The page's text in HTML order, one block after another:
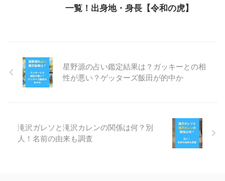
一覧！出身地・身長【令和の虎】
星野源の占い鑑定結果は？ガッキーとの相
性が悪い？ゲッターズ飯田が的中か
滝沢ガレソと滝沢カレンの関係は何？別
人！名前の由来も調査